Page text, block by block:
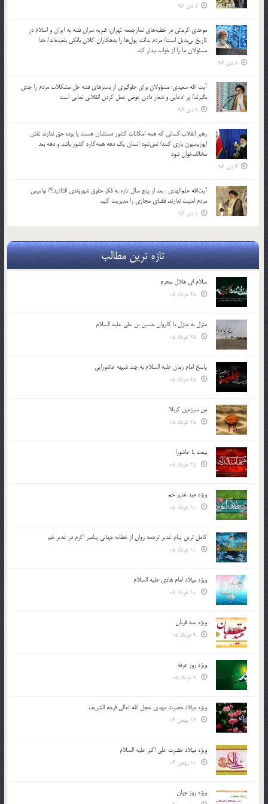
8 دی 96
موحدی کرمانی در خطبه‌های نمازجمعه تهران: ضربه‌ سران فتنه به ایران و اسلام در
تاریخ بی‌بدیل است/ مردم بدانند پول‌ها را بدهکاران کلان بانکی بلعیده‌اند/ خدا
مسئولان ما را از خواب بیدار کند
8 دی 96
آیت الله سعیدی: مسؤولان برای جلوگیری از بسترهای فتنه حل مشکلات مردم را جدی
بگیرند/ پر ادعایی و شعار دادن عوض عمل کردن انقلابی نمایی است
8 دی 96
رهبر انقلاب:کسانی که همه امکانات کشور دستشان هست یا بوده حق ندارند نقش
اپوزیسیون بازی کنند/ نمی‌شود انسان یک‌ دهه همه‌کاره کشور باشد و دهه بعد
مخالف‌خوان شود
6 دی 96
آیت‌الله علم‌الهدی : بعد از پنج سال تازه به فکر حقوق شهروندی افتادید!؟/ نوامیس
مردم امنیت ندارند، فضای مجازی را مدیریت کنید
1 دی 96
تازه ترین مطالب
سلام ای هلال محرم
منزل به منزل با کاروان حسین بن علی علیه السلام
پاسخ امام زمان علیه السلام به چند شبهه عاشورایی
من سرزمین کربلا
بیعت با عاشورا
ویژه عید غدیر خم
کامل ترین پیام غدیر ترجمه روان از خطابه جهانی پیامبر اکرم در غدیر خم
ویژه میلاد امام هادی علیه السلام
ویژه عید قربان
ویژه روز عرفه
ویژه میلاد حضرت مهدی عجل الله تعالی فرجه الشريف
ویژه میلاد حضرت علی اکبر علیه السلام
ویژه روز جوان